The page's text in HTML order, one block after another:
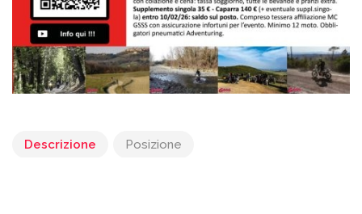
Descrizione Posizione